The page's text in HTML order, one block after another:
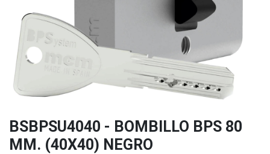
BSBPSU4040 - BOMBILLO BPS 80
MM. (40X40) NEGRO